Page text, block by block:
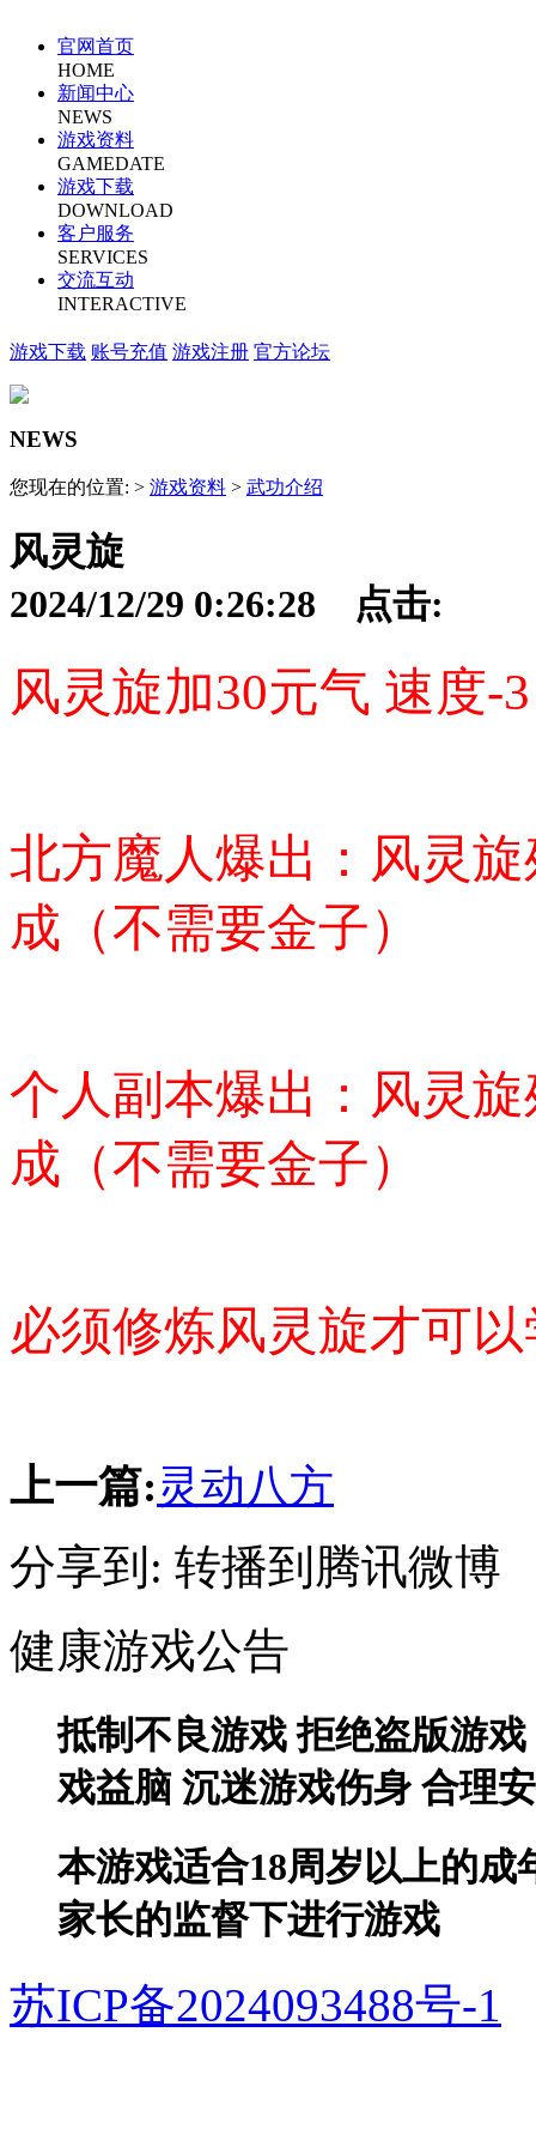
官网首页
HOME
新闻中心
NEWS
游戏资料
GAMEDATE
游戏下载
DOWNLOAD
客户服务
SERVICES
交流互动
INTERACTIVE
游戏下载 账号充值 游戏注册 官方论坛
NEWS
您现在的位置: > 游戏资料 > 武功介绍
风灵旋
2024/12/29 0:26:28 点击:
风灵旋加30元气 速度-
北方魔人爆出： 风灵旋
成（不需要金子）
个人副本爆出： 风灵旋
成（不需要金子）
必须修炼风灵旋才可
上一篇:灵动八方
分享到: 转播到腾讯微博
健康游戏公告
抵制不良游戏 拒绝盗版游
戏益脑 沉迷游戏伤身 合理
本游戏适合18周岁以上的成
家长的监督下进行游戏
苏ICP备2024093488号-1